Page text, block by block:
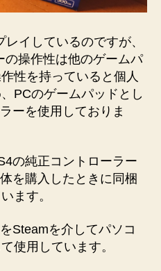
イしているのですが、
の操作性は他のゲームパ
性を持っていると個人
PCのゲームパッドとし
ーを使用しておりま
の純正コントローラー
を購入したときに同梱
ます。
Steamを介してパソコ
使用しています。